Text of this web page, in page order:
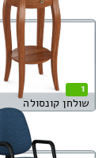
1
שולחן קונסולה